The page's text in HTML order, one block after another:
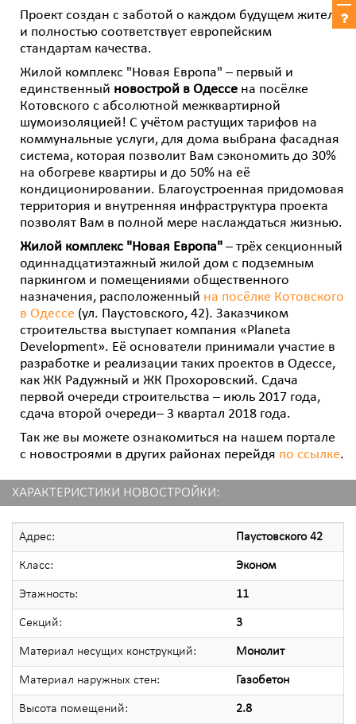
Проект создан с заботой о каждом будущем жителе
и полностью соответствует европейским
стандартам качества.
Жилой комплекс "Новая Европа" – первый и
единственный новострой в Одессе на посёлке
Котовского с абсолютной межквартирной
шумоизоляцией! С учётом растущих тарифов на
коммунальные услуги, для дома выбрана фасадная
система, которая позволит Вам сэкономить до 30%
на обогреве квартиры и до 50% на её
кондиционировании. Благоустроенная придомовая
территория и внутренняя инфраструктура проекта
позволят Вам в полной мере наслаждаться жизнью.
Жилой комплекс "Новая Европа" – трёх секционный
одиннадцатиэтажный жилой дом с подземным
паркингом и помещениями общественного
назначения, расположенный на посёлке Котовского
в Одессе (ул. Паустовского, 42). Заказчиком
строительства выступает компания «Planeta
Development». Её основатели принимали участие в
разработке и реализации таких проектов в Одессе,
как ЖК Радужный и ЖК Прохоровский. Сдача
первой очереди строительства – июль 2017 года,
сдача второй очереди– 3 квартал 2018 года.
Так же вы можете ознакомиться на нашем портале
с новостроями в других районах перейдя по ссылке.
ХАРАКТЕРИСТИКИ НОВОСТРОЙКИ:
Адрес: Паустовского 42
Класс: Эконом
Этажность: 11
Секций: 3
Материал несущих конструкций: Монолит
Материал наружных стен: Газобетон
Высота помещений: 2.8